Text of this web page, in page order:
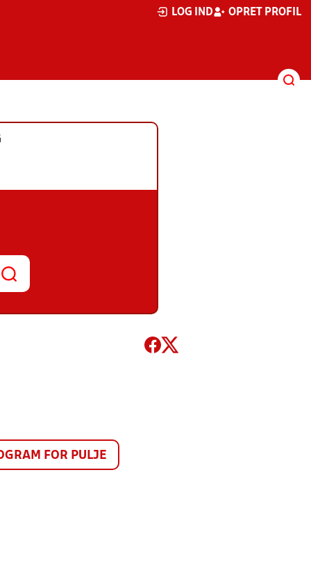
LOG IND OPRET PROFIL
FOR PULJE